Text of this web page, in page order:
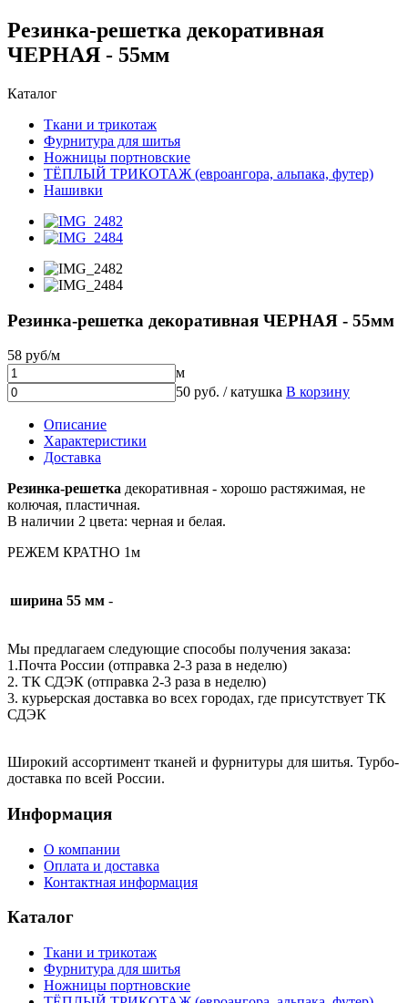
Резинка-решетка декоративная
ЧЕРНАЯ - 55мм
Каталог
Ткани и трикотаж
Фурнитура для шитья
Ножницы портновские
ТЁПЛЫЙ ТРИКОТАЖ (евроангора, альпака, футер)
Нашивки
Резинка-решетка декоративная ЧЕРНАЯ - 55мм
58 руб/м
м
50 руб. / катушка В корзину
Описание
Характеристики
Доставка
Резинка-решетка декоративная - хорошо растяжимая, не
колючая, пластичная.
В наличии 2 цвета: черная и белая.
РЕЖЕМ КРАТНО 1м
ширина 55 мм -
Мы предлагаем следующие способы получения заказа:
1.Почта России (отправка 2-3 раза в неделю)
2. ТК СДЭК (отправка 2-3 раза в неделю)
3. курьерская доставка во всех городах, где присутствует ТК
СДЭК
Широкий ассортимент тканей и фурнитуры для шитья. Турбо-
доставка по всей России.
Информация
О компании
Оплата и доставка
Контактная информация
Каталог
Ткани и трикотаж
Фурнитура для шитья
Ножницы портновские